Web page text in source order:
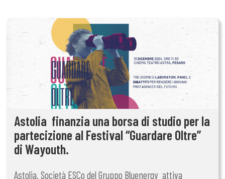
Astolia finanzia una borsa di studio per la
partecizione al Festival “Guardare Oltre”
di Wayouth.
Astolia, Società ESCo del Gruppo Bluenergy attiva